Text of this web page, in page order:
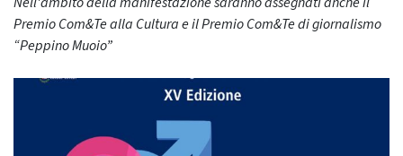
Premio Com&Te alla Cultura e il Premio Com&Te di giornalismo
“Peppino Muoio”